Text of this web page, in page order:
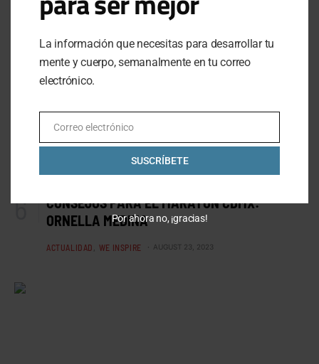
CONSEJOS PARA EL MARATÓN CDMX:
ORNELLA MEDINA
ACTUALIDAD WE INSPIRE AUGUST 23, 2023
La información que necesitas para desarrollar tu
mente y cuerpo, semanalmente en tu correo
electrónico.
EmailCorreo electrónico
SUSCRÍBETE
Por ahora no, ¡gracias!